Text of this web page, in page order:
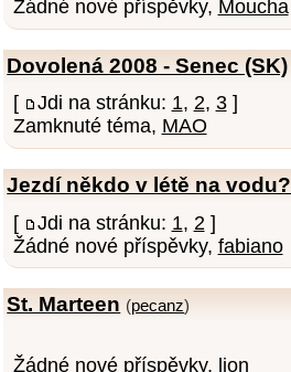
Žádné nové příspěvky, Moucha
Dovolená 2008 - Senec (SK)
[ Jdi na stránku: 1, 2, 3]
Zamknuté téma, MAO
Jezdí někdo v létě na vodu?
[ Jdi na stránku: 1, 2 ]
Žádné nové příspěvky, fabiano
St. Marteen (pecanz)
Žádné nové příspěvky, lion